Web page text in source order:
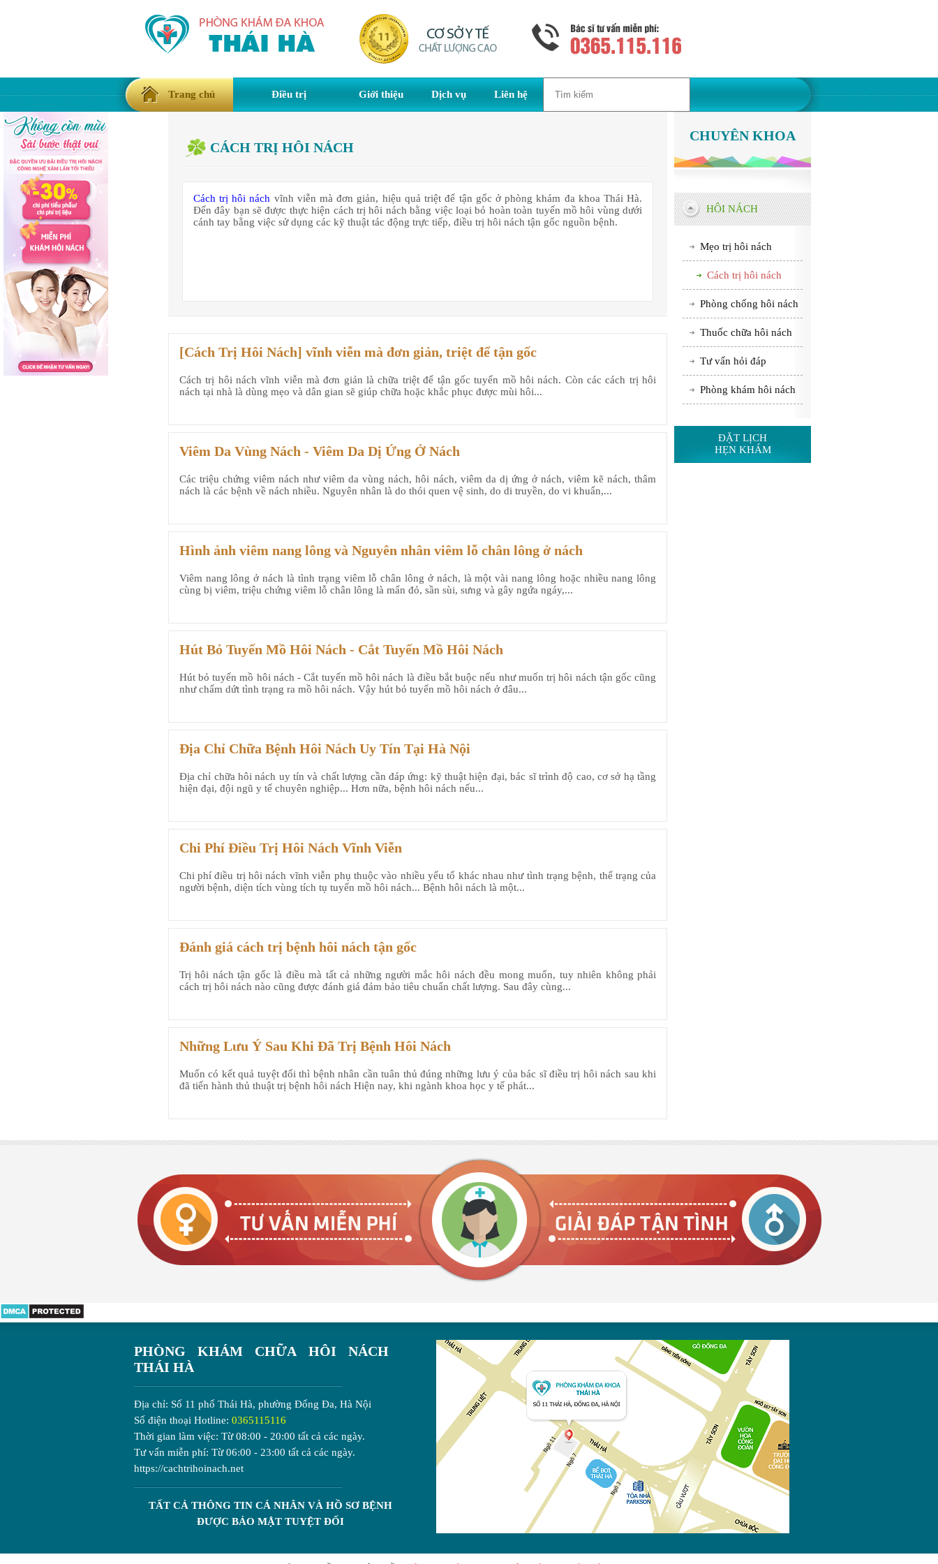
Trang chủ Điều trị Giới thiệu Dịch vụ Liên hệ
CHUYÊN KHOA
HÔI NÁCH
Mẹo trị hôi nách
Cách trị hôi nách
Phòng chống hôi nách
Thuốc chữa hôi nách
Tư vấn hỏi đáp
Phòng khám hôi nách
ĐẶT LỊCH
HẸN KHÁM
CÁCH TRỊ HÔI NÁCH
Cách trị hôi nách vĩnh viễn mà đơn giản, hiệu quả triệt để tận gốc ở phòng khám đa khoa Thái Hà.
Đến đây bạn sẽ được thực hiện cách trị hôi nách bằng việc loại bỏ hoàn toàn tuyến mồ hôi vùng dưới
cánh tay bằng việc sử dụng các kỹ thuật tác động trực tiếp, điều trị hôi nách tận gốc nguồn bệnh.
[Cách Trị Hôi Nách] vĩnh viễn mà đơn giản, triệt để tận gốc
Cách trị hôi nách vĩnh viễn mà đơn giản là chữa triệt để tận gốc tuyến mồ hôi nách. Còn các cách trị hôi
nách tại nhà là dùng mẹo và dân gian sẽ giúp chữa hoặc khắc phục được mùi hôi...
Viêm Da Vùng Nách - Viêm Da Dị Ứng Ở Nách
Các triệu chứng viêm nách như viêm da vùng nách, hôi nách, viêm da dị ứng ở nách, viêm kẽ nách, thâm
nách là các bệnh về nách nhiều. Nguyên nhân là do thói quen vệ sinh, do di truyền, do vi khuẩn,...
Hình ảnh viêm nang lông và Nguyên nhân viêm lỗ chân lông ở nách
Viêm nang lông ở nách là tình trạng viêm lỗ chân lông ở nách, là một vài nang lông hoặc nhiều nang lông
cùng bị viêm, triệu chứng viêm lỗ chân lông là mẩn đỏ, sần sùi, sưng và gây ngứa ngáy,...
Hút Bỏ Tuyến Mồ Hôi Nách - Cắt Tuyến Mồ Hôi Nách
Hút bỏ tuyến mồ hôi nách - Cắt tuyến mồ hôi nách là điều bắt buộc nếu như muốn trị hôi nách tận gốc cũng
như chấm dứt tình trạng ra mồ hôi nách. Vậy hút bỏ tuyến mồ hôi nách ở đâu...
Địa Chỉ Chữa Bệnh Hôi Nách Uy Tín Tại Hà Nội
Địa chỉ chữa hôi nách uy tín và chất lượng cần đáp ứng: kỹ thuật hiện đại, bác sĩ trình độ cao, cơ sở hạ tầng
hiện đại, đội ngũ y tế chuyên nghiệp... Hơn nữa, bệnh hôi nách nếu...
Chi Phí Điều Trị Hôi Nách Vĩnh Viễn
Chi phí điều trị hôi nách vĩnh viễn phụ thuộc vào nhiều yếu tố khác nhau như tình trạng bệnh, thể trạng của
người bệnh, diện tích vùng tích tụ tuyến mồ hôi nách... Bệnh hôi nách là một...
Đánh giá cách trị bệnh hôi nách tận gốc
Trị hôi nách tận gốc là điều mà tất cả những người mắc hôi nách đều mong muốn, tuy nhiên không phải
cách trị hôi nách nào cũng được đánh giá đảm bảo tiêu chuẩn chất lượng. Sau đây cùng...
Những Lưu Ý Sau Khi Đã Trị Bệnh Hôi Nách
Muốn có kết quả tuyệt đối thì bệnh nhân cần tuân thủ đúng những lưu ý của bác sĩ điều trị hôi nách sau khi
đã tiến hành thủ thuật trị bệnh hôi nách Hiện nay, khi ngành khoa học y tế phát...
PHÒNG KHÁM CHỮA HÔI NÁCH
THÁI HÀ
Địa chỉ: Số 11 phố Thái Hà, phường Đống Đa, Hà Nội
Số điện thoại Hotline: 0365115116
Thời gian làm việc: Từ 08:00 - 20:00 tất cả các ngày.
Tư vấn miễn phí: Từ 06:00 - 23:00 tất cả các ngày.
https://cachtrihoinach.net
TẤT CẢ THÔNG TIN CÁ NHÂN VÀ HỒ SƠ BỆNH
ĐƯỢC BẢO MẬT TUYỆT ĐỐI